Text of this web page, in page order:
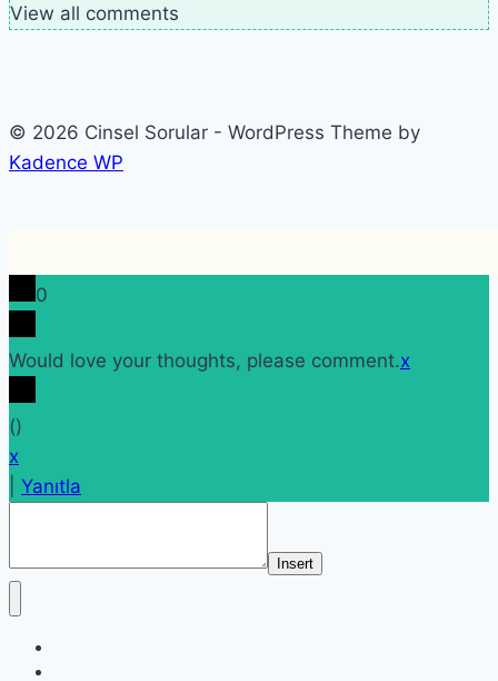
View all comments
© 2026 Cinsel Sorular - WordPress Theme by
Kadence WP
0
Would love your thoughts, please comment.x
()
x
Yanıtla
Insert